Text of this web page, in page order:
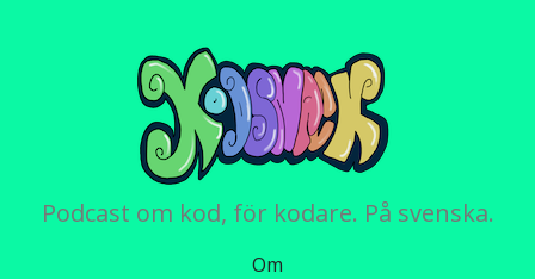
Podcast om kod, för kodare. På svenska.
Om